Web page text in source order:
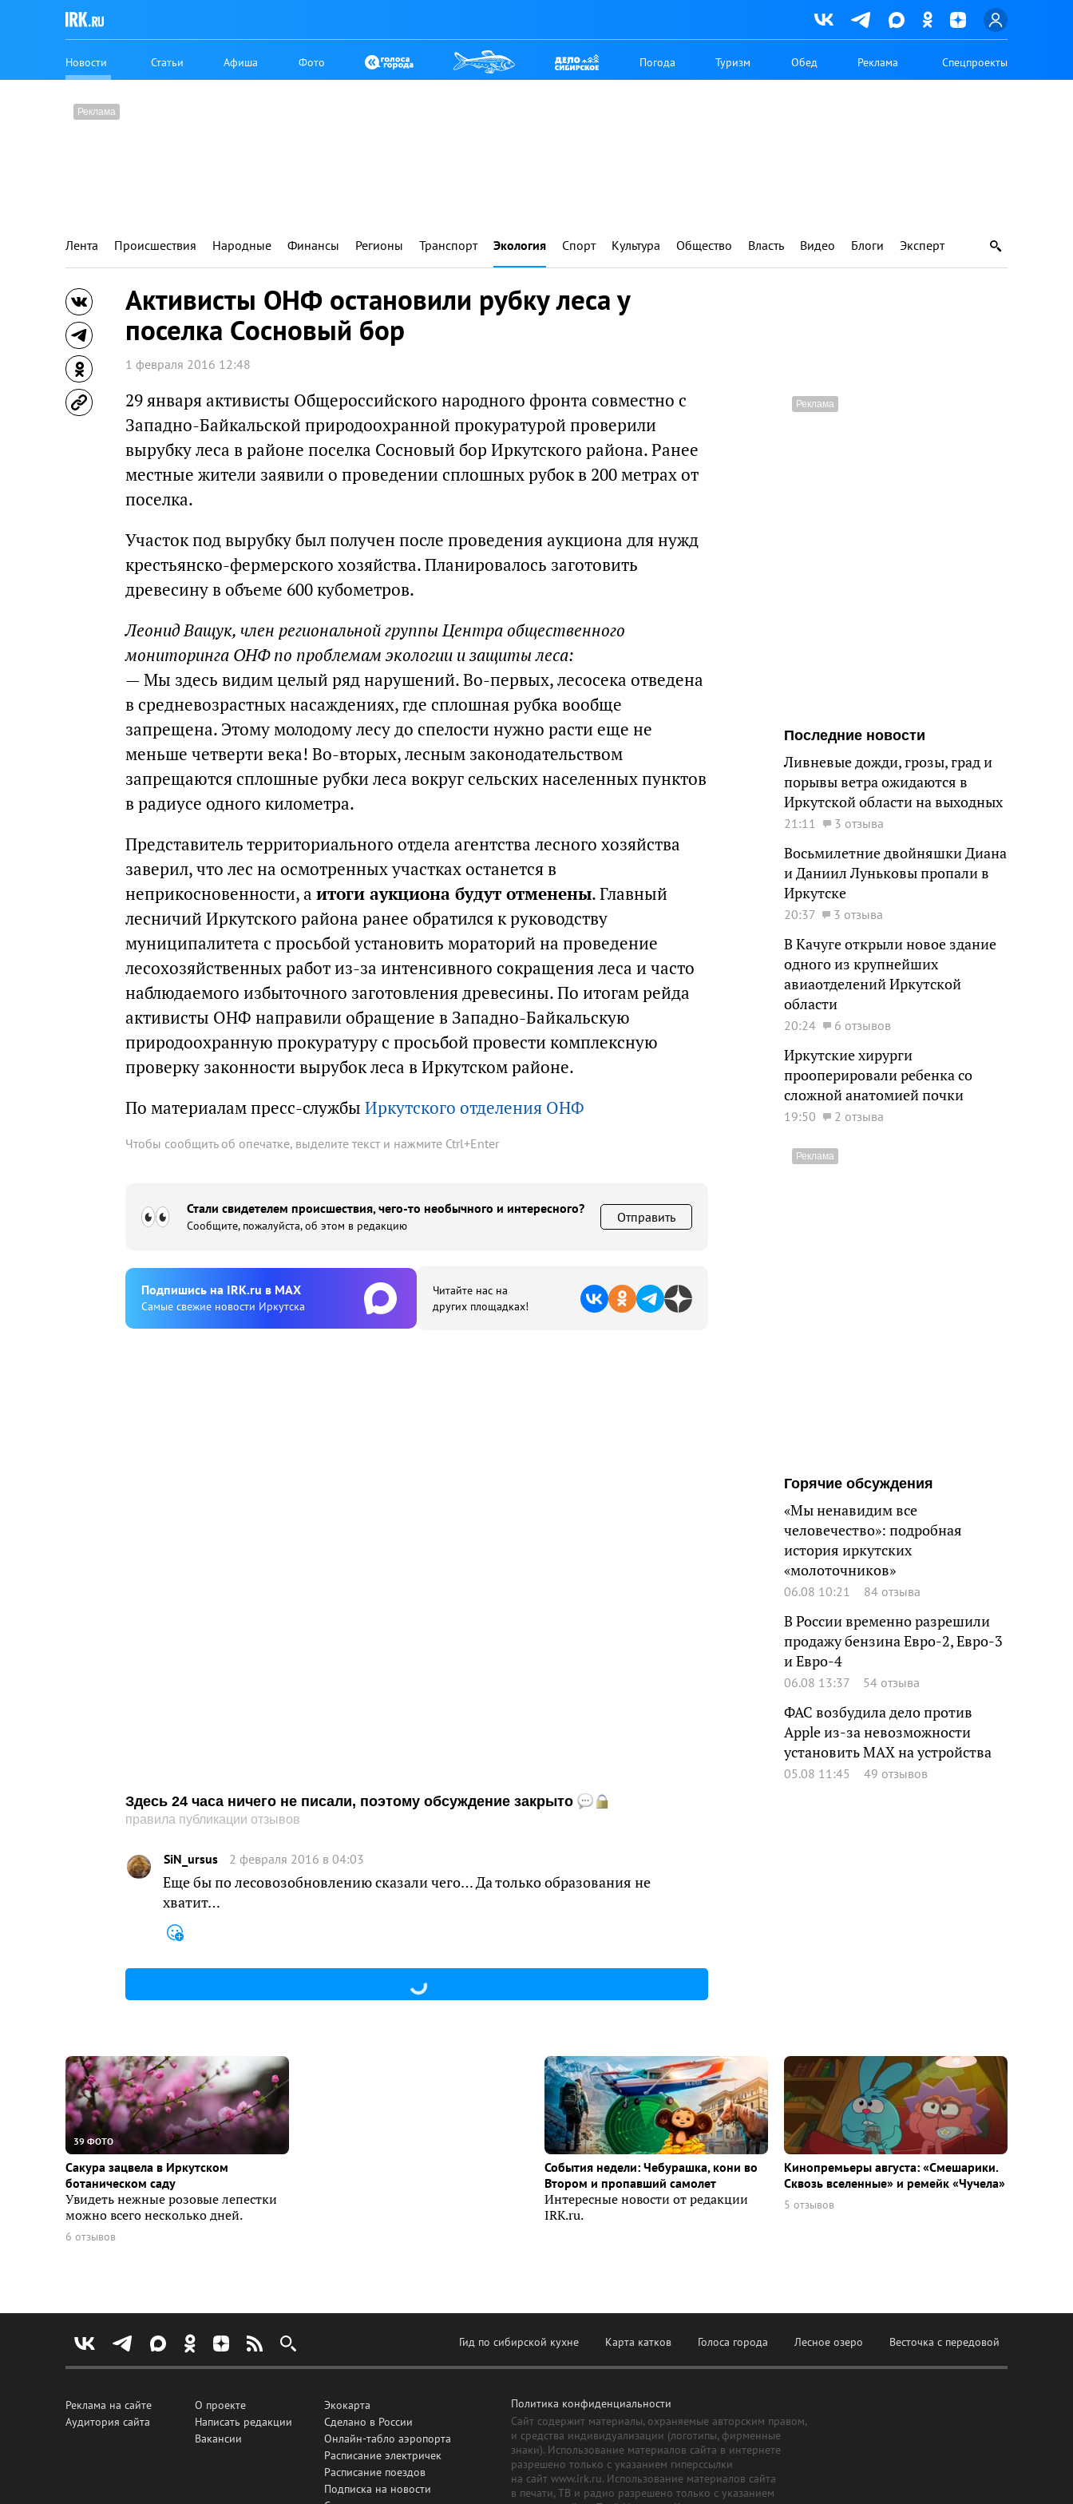
Новости Статьи Афиша Фото Погода Туризм Обед Реклама Спецпроекты
Лента Происшествия Народные Финансы Регионы Транспорт Экология Спорт Культура Общество Власть Видео Блоги Эксперт
Активисты ОНФ остановили рубку леса у
поселка Сосновый бор
1 февраля 2016 12:48
29 января активисты Общероссийского народного фронта совместно с
Западно-Байкальской природоохранной прокуратурой проверили
вырубку леса в районе поселка Сосновый бор Иркутского района. Ранее
местные жители заявили о проведении сплошных рубок в 200 метрах от
поселка.
Участок под вырубку был получен после проведения аукциона для нужд
крестьянско-фермерского хозяйства. Планировалось заготовить
древесину в объеме 600 кубометров.
Леонид Ващук, член региональной группы Центра общественного
мониторинга ОНФ по проблемам экологии и защиты леса:
— Мы здесь видим целый ряд нарушений. Во-первых, лесосека отведена
в средневозрастных насаждениях, где сплошная рубка вообще
запрещена. Этому молодому лесу до спелости нужно расти еще не
меньше четверти века! Во-вторых, лесным законодательством
запрещаются сплошные рубки леса вокруг сельских населенных пунктов
в радиусе одного километра.
Представитель территориального отдела агентства лесного хозяйства
заверил, что лес на осмотренных участках останется в
неприкосновенности, а итоги аукциона будут отменены. Главный
лесничий Иркутского района ранее обратился к руководству
муниципалитета с просьбой установить мораторий на проведение
лесохозяйственных работ из-за интенсивного сокращения леса и часто
наблюдаемого избыточного заготовления древесины. По итогам рейда
активисты ОНФ направили обращение в Западно-Байкальскую
природоохранную прокуратуру с просьбой провести комплексную
проверку законности вырубок леса в Иркутском районе.
По материалам пресс-службы Иркутского отделения ОНФ
Чтобы сообщить об опечатке, выделите текст и нажмите Ctrl+Enter
Стали свидетелем происшествия, чего-то необычного и интересного?
Сообщите, пожалуйста, об этом в редакцию
Отправить
Подпишиcь на IRK.ru в MAX
Cамые свежие новости Иркутска
Читайте нас на
других площадках!
Здесь 24 часа ничего не писали, поэтому обсуждение закрыто
правила публикации отзывов
SiN_ursus 2 февраля 2016 в 04:03
Еще бы по лесовозобновлению сказали чего… Да только образования не
хватит…
Последние новости
Ливневые дожди, грозы, град и
порывы ветра ожидаются в
Иркутской области на выходных
21:11 3 отзыва
Восьмилетние двойняшки Диана
и Даниил Луньковы пропали в
Иркутске
20:37 3 отзыва
В Качуге открыли новое здание
одного из крупнейших
авиаотделений Иркутской
области
20:24 6 отзывов
Иркутские хирурги
прооперировали ребенка со
сложной анатомией почки
19:50 2 отзыва
Горячие обсуждения
«Мы ненавидим все
человечество»: подробная
история иркутских
«молоточников»
06.08 10:21 84 отзыва
В России временно разрешили
продажу бензина Евро-2, Евро-3
и Евро-4
06.08 13:37 54 отзыва
ФАС возбудила дело против
Apple из-за невозможности
установить MAX на устройства
05.08 11:45 49 отзывов
39 ФОТО
Сакура зацвела в Иркутском
ботаническом саду
Увидеть нежные розовые лепестки
можно всего несколько дней.
6 отзывов
События недели: Чебурашка, кони во
Втором и пропавший самолет
Интересные новости от редакции
IRK.ru.
Кинопремьеры августа: «Смешарики.
Сквозь вселенные» и ремейк «Чучела»
5 отзывов
Гид по сибирской кухне Карта катков Голоса города Лесное озеро Весточка с передовой
Реклама на сайте
Аудитория сайта
О проекте
Написать редакции
Вакансии
Экокарта
Сделано в России
Онлайн-табло аэропорта
Расписание электричек
Расписание поездов
Подписка на новости
Политика конфиденциальности
Сайт содержит материалы, охраняемые авторским правом,
и средства индивидуализации (логотипы, фирменные
знаки). Использование материалов сайта в интернете
разрешено только с указанием гиперссылки
на сайт www.irk.ru. Использование материалов сайта
в печати, ТВ и радио разрешено только с указанием